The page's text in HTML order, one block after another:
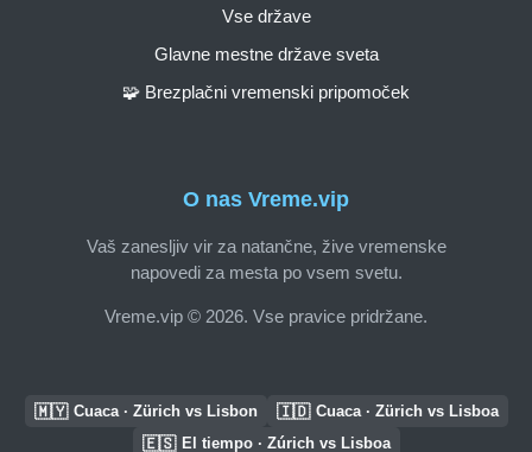
O nas Vreme.vip
Vaš zanesljiv vir za natančne, žive vremenske
napovedi za mesta po vsem svetu.
Vreme.vip © 2026. Vse pravice pridržane.
Vse države
Glavne mestne države sveta
🧩 Brezplačni vremenski pripomoček
🇲🇾 Cuaca · Zürich vs Lisbon 🇮🇩 Cuaca · Zürich vs Lisboa
🇪🇸 El tiempo · Zúrich vs Lisboa